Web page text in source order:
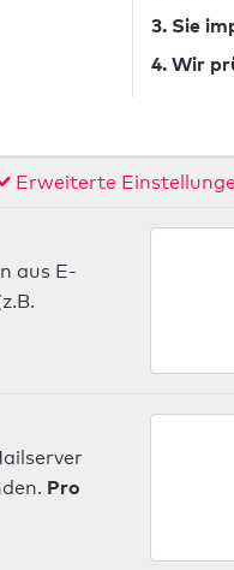
3. Sie
4. Wir
Erweiterte
aus E-
Pro